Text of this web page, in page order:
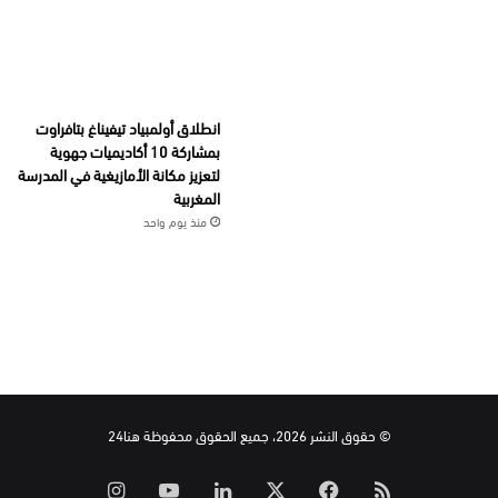
انطلاق أولمبياد تيفيناغ بتافراوت
بمشاركة 10 أكاديميات جهوية
لتعزيز مكانة الأمازيغية في المدرسة
المغربية
منذ يوم واحد
© حقوق النشر 2026، جميع الحقوق محفوظة هنا24
ملخص فيسبوك لينكدإن ‫YouTube